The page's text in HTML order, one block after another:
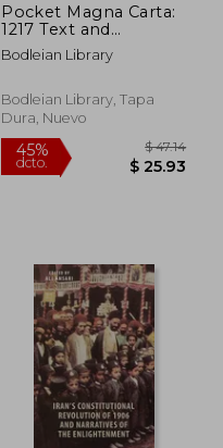
45%
dcto. $
Pocket Magna Carta:
1217 Text and
Translation (en
Inglés)
Bodleian Library
Bodleian Library, Tapa
Dura, Nuevo